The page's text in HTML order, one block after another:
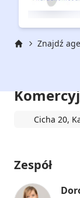
Znajdź
Cicha 20,
Zespół